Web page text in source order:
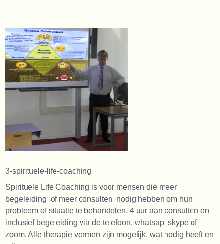
3-spirituele-life-coaching
Spirituele Life Coaching is voor mensen die meer
begeleiding of meer consulten nodig hebben om hun
probleem of situatie te behandelen. 4 uur aan consulten en
inclusief begeleiding via de telefoon, whatsap, skype of
zoom. Alle therapie vormen zijn mogelijk, wat nodig heeft en